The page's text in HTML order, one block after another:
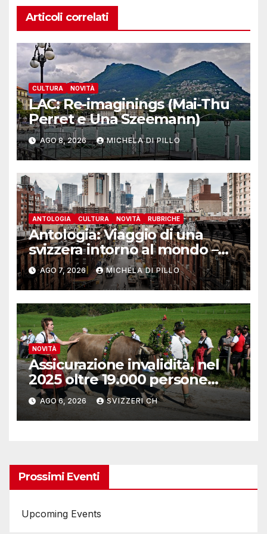
Articoli correlati
CULTURA NOVITÀ
LAC: Re-imaginings (Mai-Thu
Perret e Una Szeemann)
AGO 8, 2026 MICHELA DI PILLO
ANTOLOGIA CULTURA NOVITÀ RUBRICHE
Antologia: Viaggio di una
svizzera intorno al mondo –
Yosemite
AGO 7, 2026 MICHELA DI PILLO
NOVITÀ
Assicurazione invalidità, nel
2025 oltre 19.000 persone
reinserite nel mercato del
lavoro
AGO 6, 2026 SVIZZERI CH
Prossimi Eventi
Upcoming Events